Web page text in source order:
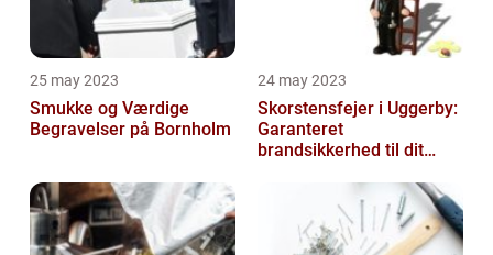
25 may 2023
Smukke og Værdige
Begravelser på Bornholm
24 may 2023
Skorstensfejer i Uggerby:
Garanteret
brandsikkerhed til dit